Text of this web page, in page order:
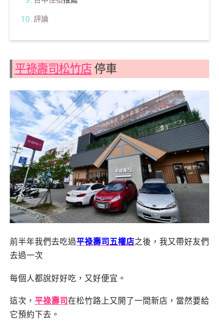
評論
平祿壽司松竹店 停車
前半年我們去吃過平祿壽司五權店之後，我又帶好友們
去過一次
每個人都說好好吃，又好便宜。
這次， 平祿壽司在松竹路上又開了一間新店，當然要給
它預約下去。